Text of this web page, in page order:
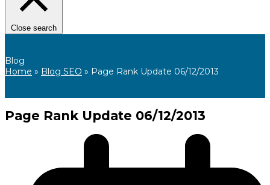
Close search
Blog
Home » Blog SEO » Page Rank Update 06/12/2013
Page Rank Update 06/12/2013